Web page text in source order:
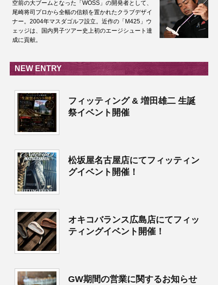
空前の大ブームとなった「WOSS」の開発者として、
尾崎将司プロから全幅の信頼を置かれたクラブデザイ
ナー。2004年マスダゴルフ設立。近作の「M425」ウ
ェッジは、国内男子ツアー史上初のエージシュート達
成に貢献。
NEW ENTRY
フィッティング & 増田雄二 生誕
祭イベント開催
松坂屋名古屋店にてフィッティン
グイベント開催！
オキコバランス広島店にてフィッ
ティングイベント開催！
GW期間の営業に関するお知らせ